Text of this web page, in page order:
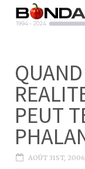
PEUT
AOÛT 31ST, 2006